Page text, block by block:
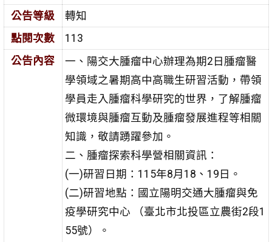
公告等級
轉知
點閱次數
113
公告內容
一、陽交大腫瘤中心辦理為期2日腫瘤醫
學領域之暑期高中高職生研習活動，帶領
學員走入腫瘤科學研究的世界，了解腫瘤
微環境與腫瘤互動及腫瘤發展進程等相關
知識，敬請踴躍參加。
二、腫瘤探索科學營相關資訊：
(一)研習日期：115年8月18、19日。
(二)研習地點：國立陽明交通大腫瘤與免
疫學研究中心 （臺北市北投區立農街2段1
55號）。